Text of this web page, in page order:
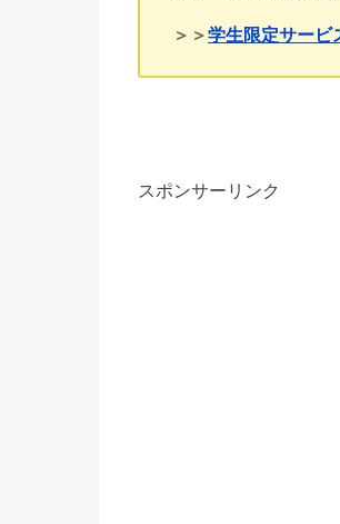
＞＞学生限定サー
スポンサーリンク